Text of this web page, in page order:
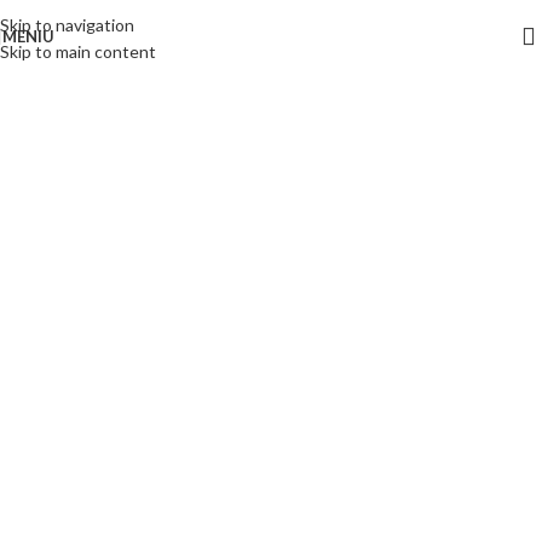
Skip to navigation
Skip to main content
MENIU